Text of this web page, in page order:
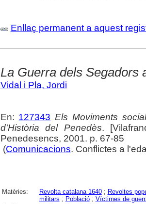
Enllaç permanent a aquest
La Guerra dels Segadors
Vidal i Pla, Jordi
En: 127343 Els Moviments
d'Història del Penedès.
Penedesencs, 2001. p. 67-85
(Comunicacions. Conflictes a
Matèries: Revolta catalana 1640; Revoltes
militars ; Població; Víctimes de